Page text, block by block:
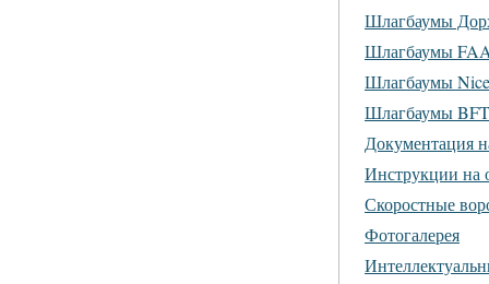
Шлагбаумы
Шлагбаумы
Шлагбаумы Nice
Шлагбаумы BFT
Документация
Инструкции на
Скоростные
Фотогалерея